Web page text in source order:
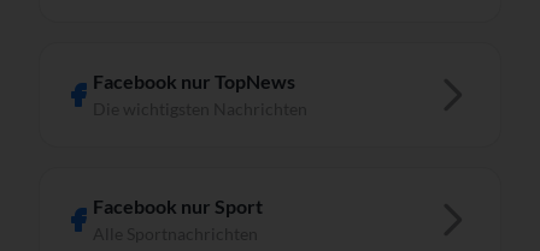
Facebook nur TopNews
Facebook nur Sport